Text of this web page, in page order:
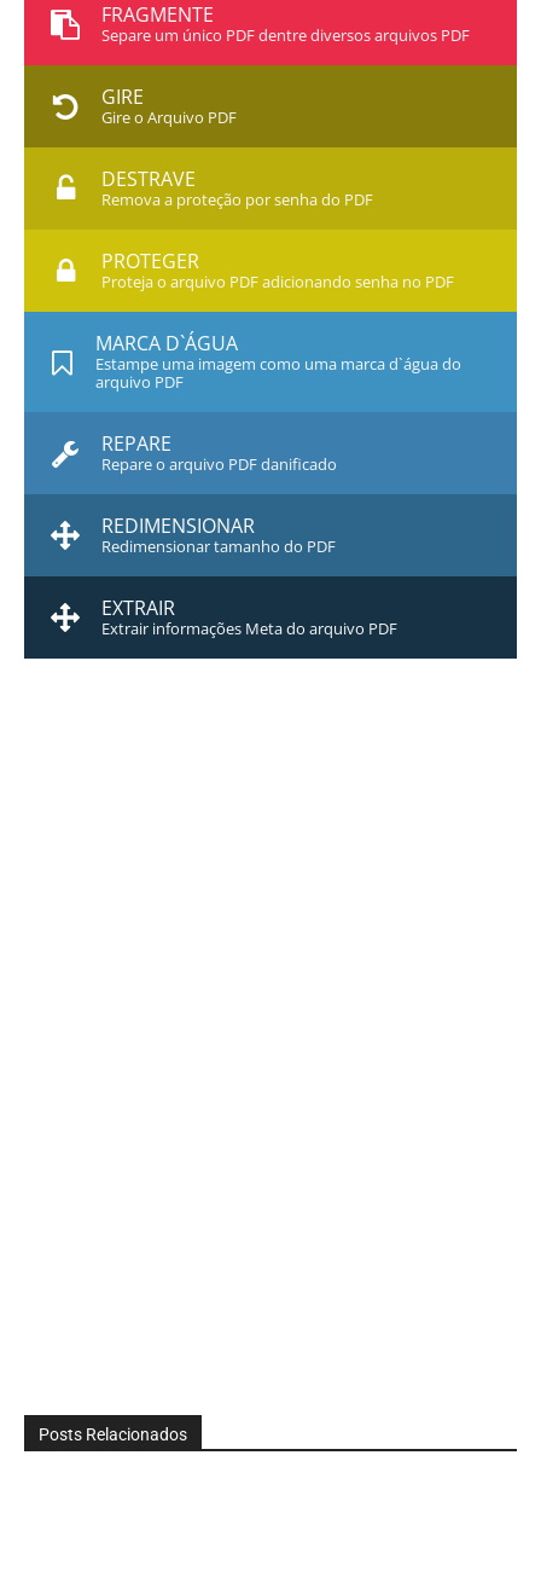
FRAGMENTE
Separe um único PDF dentre diversos arquivos PDF
GIRE
Gire o Arquivo PDF
DESTRAVE
Remova a proteção por senha do PDF
PROTEGER
Proteja o arquivo PDF adicionando senha no PDF
MARCA D`ÁGUA
Estampe uma imagem como uma marca d`água do
arquivo PDF
REPARE
Repare o arquivo PDF danificado
REDIMENSIONAR
Redimensionar tamanho do PDF
EXTRAIR
Extrair informações Meta do arquivo PDF
Posts Relacionados